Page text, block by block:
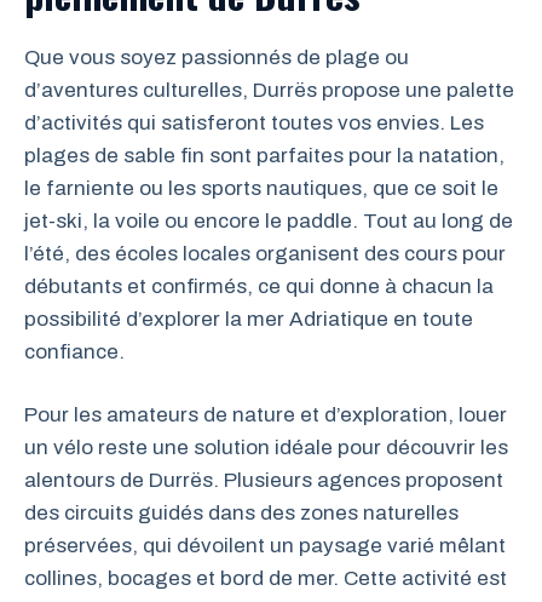
Que vous soyez passionnés de plage ou
d’aventures culturelles, Durrës propose une palette
d’activités qui satisferont toutes vos envies. Les
plages de sable fin sont parfaites pour la natation,
le farniente ou les sports nautiques, que ce soit le
jet-ski, la voile ou encore le paddle. Tout au long de
l’été, des écoles locales organisent des cours pour
débutants et confirmés, ce qui donne à chacun la
possibilité d’explorer la mer Adriatique en toute
confiance.
Pour les amateurs de nature et d’exploration, louer
un vélo reste une solution idéale pour découvrir les
alentours de Durrës. Plusieurs agences proposent
des circuits guidés dans des zones naturelles
préservées, qui dévoilent un paysage varié mêlant
collines, bocages et bord de mer. Cette activité est